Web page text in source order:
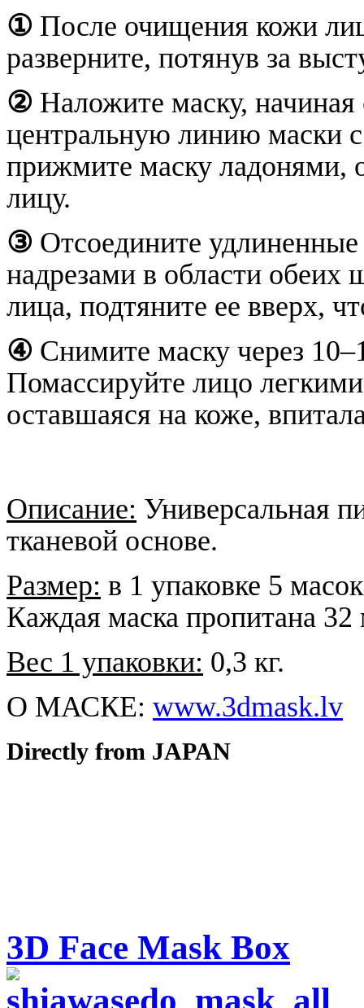
① После очищения кожи
разверните, потянув за
② Наложите маску,
центральную линию маски
прижмите маску ладонями,
лицу.
③ Отсоедините
надрезами в области обеих
лица, подтяните ее вверх,
④ Снимите маску через
Помассируйте лицо
оставшаяся на коже,
Описание: Универсальная
тканевой основе.
Размер: в 1 упаковке 5
Каждая маска пропитана 32
Вес 1 упаковки: 0,3 кг.
О МАСКЕ: www.3dmask.lv
Directly from JAPAN
3D Face Mask Box